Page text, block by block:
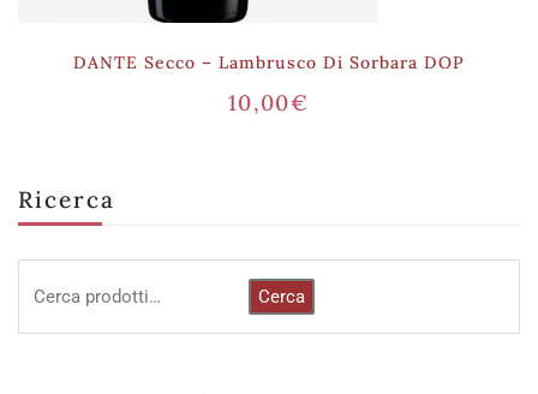
Ricerca
Cerca
DANTE Secco – Lambrusco Di Sorbara DOP
10,00€